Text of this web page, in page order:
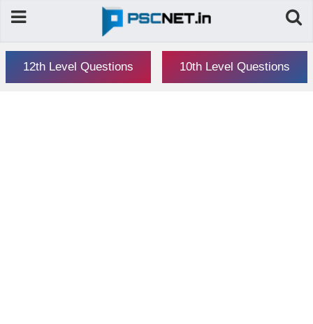
12th Level Questions 10th Level Questions